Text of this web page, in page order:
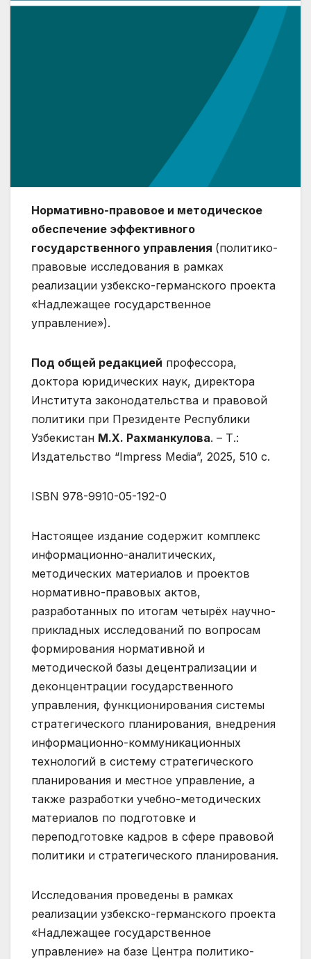
Нормативно-правовое и методическое
обеспечение эффективного
государственного управления (политико-
правовые исследования в рамках
реализации узбекско-германского проекта
«Надлежащее государственное
управление»).
Под общей редакцией профессора,
доктора юридических наук, директора
Института законодательства и правовой
политики при Президенте Республики
Узбекистан М.Х. Рахманкулова. – Т.:
Издательство “Impress Media”, 2025, 510 с.
ISBN 978-9910-05-192-0
Настоящее издание содержит комплекс
информационно-аналитических,
методических материалов и проектов
нормативно-правовых актов,
разработанных по итогам четырёх научно-
прикладных исследований по вопросам
формирования нормативной и
методической базы децентрализации и
деконцентрации государственного
управления, функционирования системы
стратегического планирования, внедрения
информационно-коммуникационных
технологий в систему стратегического
планирования и местное управление, а
также разработки учебно-методических
материалов по подготовке и
переподготовке кадров в сфере правовой
политики и стратегического планирования.
Исследования проведены в рамках
реализации узбекско-германского проекта
«Надлежащее государственное
управление» на базе Центра политико-